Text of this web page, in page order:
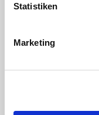
Statistiken
Marketing
Nähe der
Digitalagentur